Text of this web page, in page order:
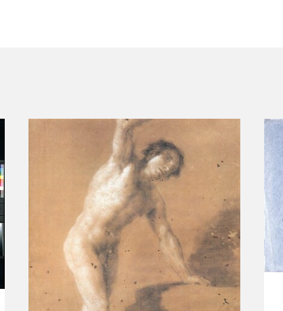
EL VIAJE DE GOYA
CATÁLOGO